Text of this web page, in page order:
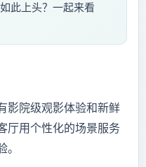
此上头？一起来看
影院级观影体验和新鲜
厅用个性化的场景服务
。